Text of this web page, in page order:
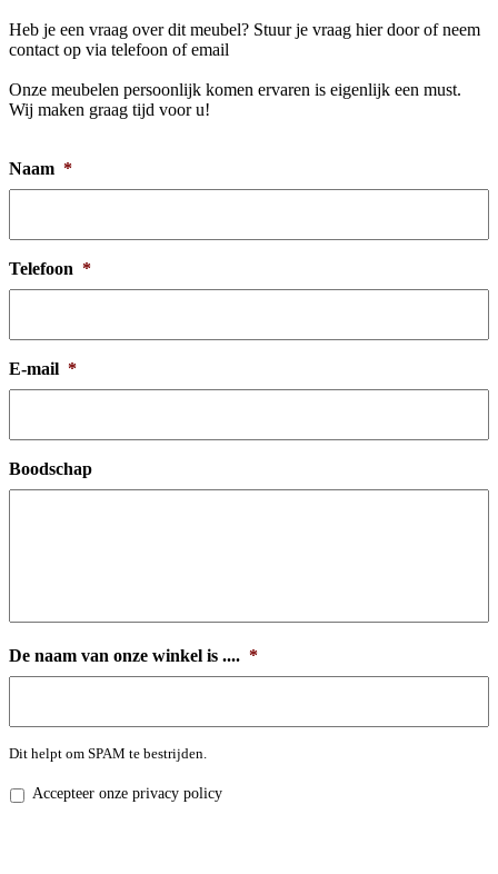
Heb je een vraag over dit meubel? Stuur je vraag hier door of neem
contact op via telefoon of email
Onze meubelen persoonlijk komen ervaren is eigenlijk een must.
Wij maken graag tijd voor u!
Naam *
Telefoon *
E-mail *
Boodschap
De naam van onze winkel is .... *
Dit helpt om SPAM te bestrijden.
Privacy
Accepteer onze privacy policy